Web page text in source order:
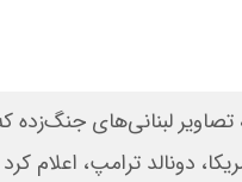
لبنانی‌های جنگ‌زده
دونالد ترامپ، اعلام